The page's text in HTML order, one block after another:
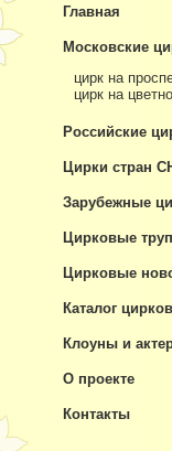
Главная
Московские
цирк на
цирк на
Российские
Цирки стран
Зарубежные
Цирковые
Цирковые
Каталог
Клоуны и
О проекте
Контакты